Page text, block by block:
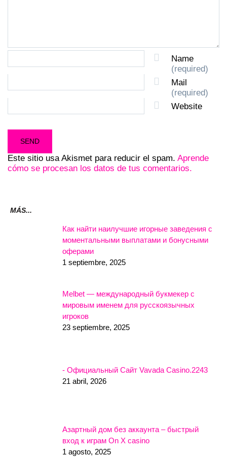
Name
(required)
Mail
(required)
Website
Este sitio usa Akismet para reducir el spam. Aprende
cómo se procesan los datos de tus comentarios.
MÁS...
Как найти наилучшие игорные заведения с
моментальными выплатами и бонусными
оферами
1 septiembre, 2025
Melbet — международный букмекер с
мировым именем для русскоязычных
игроков
23 septiembre, 2025
- Официальный Сайт Vavada Casino.2243
21 abril, 2026
Азартный дом без аккаунта – быстрый
вход к играм On X casino
1 agosto, 2025